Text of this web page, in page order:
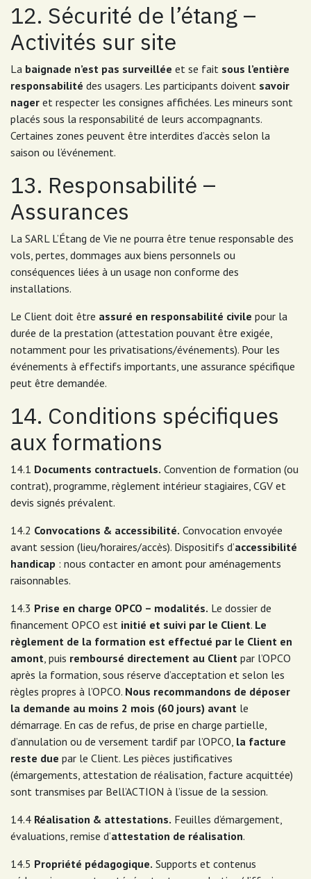
12. Sécurité de l’étang –
Activités sur site
La baignade n’est pas surveillée et se fait sous l’entière
responsabilité des usagers. Les participants doivent savoir
nager et respecter les consignes affichées. Les mineurs sont
placés sous la responsabilité de leurs accompagnants.
Certaines zones peuvent être interdites d’accès selon la
saison ou l’événement.
13. Responsabilité –
Assurances
La SARL L’Étang de Vie ne pourra être tenue responsable des
vols, pertes, dommages aux biens personnels ou
conséquences liées à un usage non conforme des
installations.
Le Client doit être assuré en responsabilité civile pour la
durée de la prestation (attestation pouvant être exigée,
notamment pour les privatisations/événements). Pour les
événements à effectifs importants, une assurance spécifique
peut être demandée.
14. Conditions spécifiques
aux formations
14.1 Documents contractuels. Convention de formation (ou
contrat), programme, règlement intérieur stagiaires, CGV et
devis signés prévalent.
14.2 Convocations & accessibilité. Convocation envoyée
avant session (lieu/horaires/accès). Dispositifs d’accessibilité
handicap : nous contacter en amont pour aménagements
raisonnables.
14.3 Prise en charge OPCO – modalités. Le dossier de
financement OPCO est initié et suivi par le Client. Le
règlement de la formation est effectué par le Client en
amont, puis remboursé directement au Client par l’OPCO
après la formation, sous réserve d’acceptation et selon les
règles propres à l’OPCO. Nous recommandons de déposer
la demande au moins 2 mois (60 jours) avant le
démarrage. En cas de refus, de prise en charge partielle,
d’annulation ou de versement tardif par l’OPCO, la facture
reste due par le Client. Les pièces justificatives
(émargements, attestation de réalisation, facture acquittée)
sont transmises par Bell’ACTION à l’issue de la session.
14.4 Réalisation & attestations. Feuilles d’émargement,
évaluations, remise d’attestation de réalisation.
14.5 Propriété pédagogique. Supports et contenus